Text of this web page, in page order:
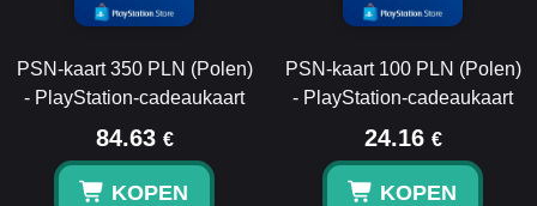
PSN-kaart 350 PLN (Polen)
- PlayStation-cadeaukaart
84.63 €
KOPEN
PSN-kaart 100 PLN (Polen)
- PlayStation-cadeaukaart
24.16 €
KOPEN